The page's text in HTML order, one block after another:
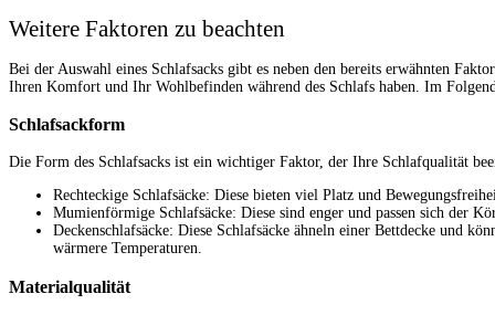
Weitere Faktoren zu beachten
Bei der Auswahl eines Schlafsacks gibt es neben den bereits erwähnten
Ihren Komfort und Ihr Wohlbefinden während des Schlafs haben. Im
Schlafsackform
Die Form des Schlafsacks ist ein wichtiger Faktor, der Ihre Schlafqualität
Rechteckige Schlafsäcke: Diese bieten viel Platz und
Mumienförmige Schlafsäcke: Diese sind enger und passen sich der
Deckenschlafsäcke: Diese Schlafsäcke ähneln einer Bettdecke und
wärmere Temperaturen.
Materialqualität